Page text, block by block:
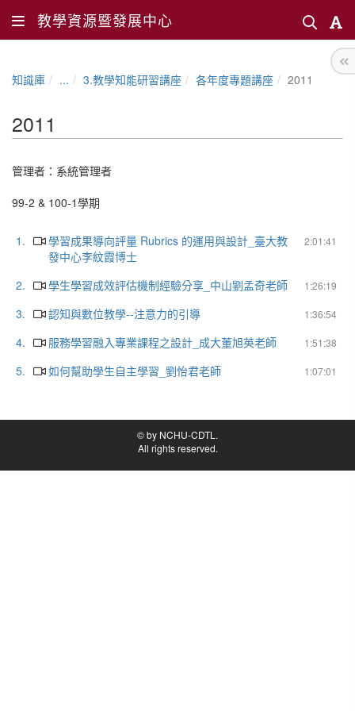
教學資源暨發展中心
知識庫 ... 3.教學知能研習講座 各年度專題講座 2011
2011
管理者： 系統管理者
99-2 & 100-1學期
1. 2:01:41
學習成果導向評量 Rubrics 的運用與設計_臺大教
發中心李紋霞博士
2.
1:26:19
學生學習成效評估機制經驗分享_中山劉孟奇老師
3.
1:36:54
認知與數位教學--注意力的引導
4.
1:51:38
服務學習融入專業課程之設計_成大董旭英老師
5.
1:07:01
如何幫助學生自主學習_劉怡君老師
© by NCHU-CDTL.
All rights reserved.